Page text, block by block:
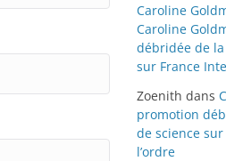
Caroline
Caroline
débridée de
sur France
Zoenith dans
promotion
de science
l’ordre